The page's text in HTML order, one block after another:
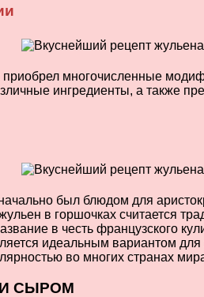
многочисленные
ингредиенты, а также
был блюдом для
в горшочках считается
в честь французского
идеальным вариантом
во многих странах
СЫРОМ